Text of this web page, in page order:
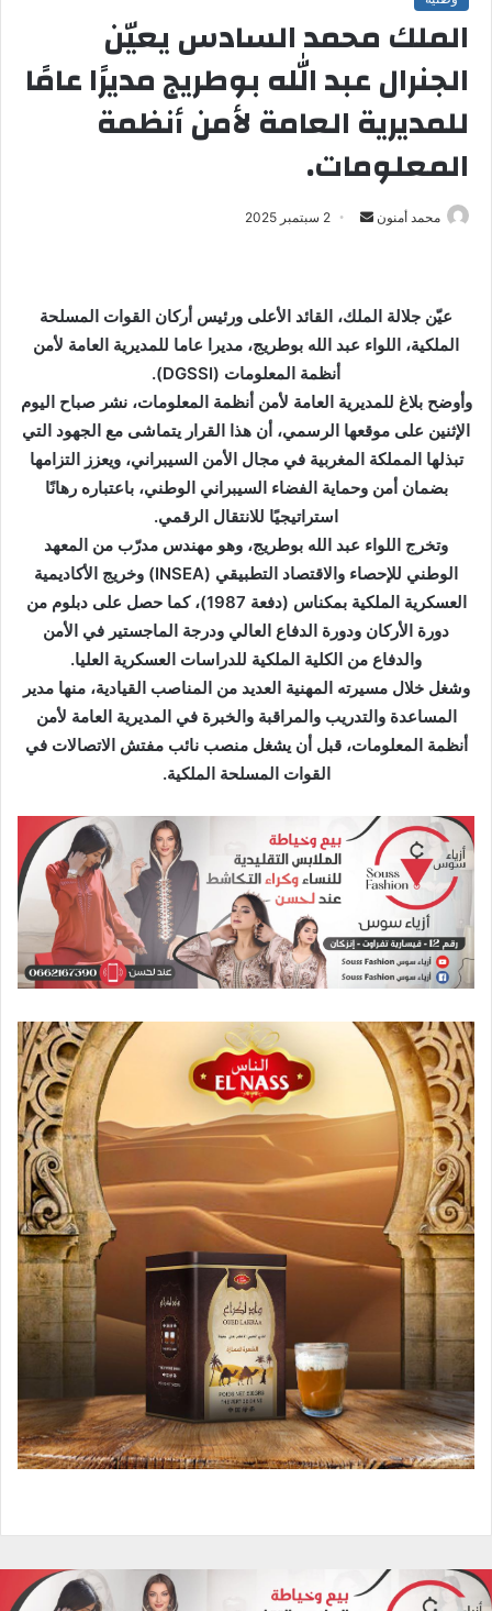
الملك محمد السادس يعيّن
الجنرال عبد الله بوطريج مديرًا عامًا
للمديرية العامة لأمن أنظمة
المعلومات.
محمد أمنون
ب
ر
د
ا
إ
ن
ي
ا
2 سبتمبر 2025
عيّن جلالة الملك، القائد الأعلى ورئيس أركان القوات المسلحة
الملكية، اللواء عبد الله بوطريج، مديرا عاما للمديرية العامة لأمن
أنظمة المعلومات (DGSSI).
وأوضح بلاغ للمديرية العامة لأمن أنظمة المعلومات، نشر صباح اليوم
الإثنين على موقعها الرسمي، أن هذا القرار يتماشى مع الجهود التي
تبذلها المملكة المغربية في مجال الأمن السيبراني، ويعزز التزامها
بضمان أمن وحماية الفضاء السيبراني الوطني، باعتباره رهانًا
استراتيجيًا للانتقال الرقمي.
وتخرج اللواء عبد الله بوطريج، وهو مهندس مدرّب من المعهد
الوطني للإحصاء والاقتصاد التطبيقي (INSEA) وخريج الأكاديمية
العسكرية الملكية بمكناس (دفعة 1987)، كما حصل على دبلوم من
دورة الأركان ودورة الدفاع العالي ودرجة الماجستير في الأمن
والدفاع من الكلية الملكية للدراسات العسكرية العليا.
وشغل خلال مسيرته المهنية العديد من المناصب القيادية، منها مدير
المساعدة والتدريب والمراقبة والخبرة في المديرية العامة لأمن
أنظمة المعلومات، قبل أن يشغل منصب نائب مفتش الاتصالات في
القوات المسلحة الملكية.